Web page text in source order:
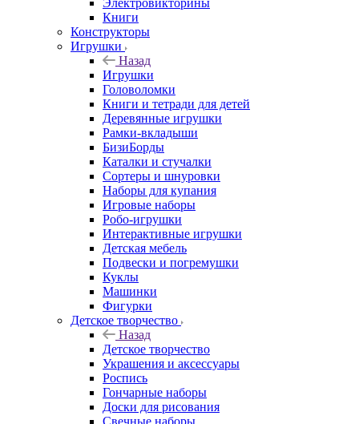
Электровикторины
Книги
Конструкторы
Игрушки
Назад
Игрушки
Головоломки
Книги и тетради для детей
Деревянные игрушки
Рамки-вкладыши
БизиБорды
Каталки и стучалки
Сортеры и шнуровки
Наборы для купания
Игровые наборы
Робо-игрушки
Интерактивные игрушки
Детская мебель
Подвески и погремушки
Куклы
Машинки
Фигурки
Детское творчество
Назад
Детское творчество
Украшения и аксессуары
Роспись
Гончарные наборы
Доски для рисования
Свечные наборы